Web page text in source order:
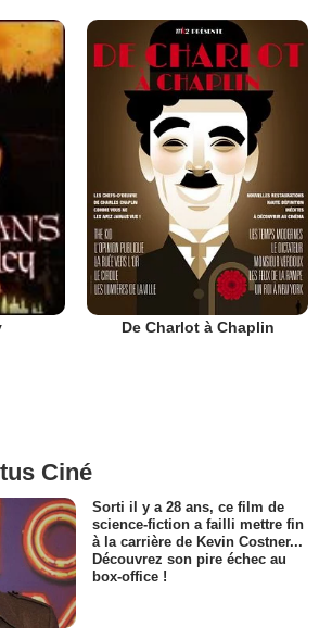
De Charlot à Chaplin
Ciné
Sorti il y a 28 ans, ce film de
science-fiction a failli mettre fin
à la carrière de Kevin Costner...
Découvrez son pire échec au
box-office !